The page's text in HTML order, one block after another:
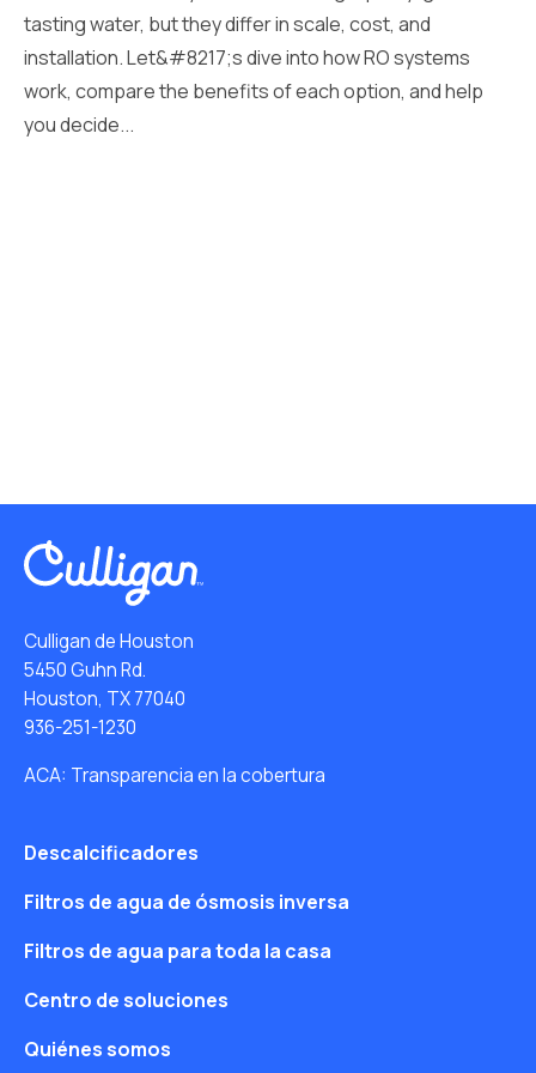
tasting water, but they differ in scale, cost, and
installation. Let&#8217;s dive into how RO systems
work, compare the benefits of each option, and help
you decide...
Culligan de Houston
5450 Guhn Rd.
Houston, TX 77040
936-251-1230
ACA: Transparencia en la cobertura
Descalcificadores
Filtros de agua de ósmosis inversa
Filtros de agua para toda la casa
Centro de soluciones
Quiénes somos